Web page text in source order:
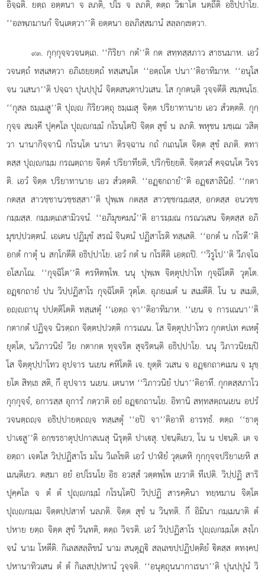
อิจฺฉติ. ยตฺถ อตฺตนา จ ลภติ, ปโร จ ลภติ, ตตฺถ วิฆาโต นตฺถีติ อธิปฺปาโย.
‘‘อลพฺภมานกํ จินฺเตตฺวา’’ติ อตฺตนา อลภิสฺสมานํ สลฺลกฺเขตฺวา.
๙๓. กุกฺกุจฺจวจนตฺเถ. ‘‘กิริยา กตํ’’ติ กต สทฺทสฺสภาว สาธนมาห. เอวํ
วจนตฺถํ ทสฺเสตฺวา อภิเธยฺยตฺถํ ทสฺเสนฺโต ‘‘อตฺถโต ปนา’’ติอาทิมาห. ‘‘อนุโส
จน วเสนา’’ติ ปจฺฉา ปุนปฺปุนํ จิตฺตสนฺตาปวเสน. โส กุกตนฺติ วุจฺจตีติ สมฺพนฺโธ.
‘‘กุสล ธมฺเมสู’’ติ ปุฺ กิริยวตฺถุ ธมฺเมสุ จิตฺต ปริยาทานาย เอว สํวตฺตติ. กุกฺ
กุจฺจ สมงฺคี ปุคฺคโล ปุฺกมฺมํ กโรนฺโตปิ จิตฺต สุขํ น ลภติ. พหุชน มชฺเฌ วสิตฺ
วา นานากิจฺจานิ กโรนฺโต นานา ติรจฺฉาน กถํ กเถนฺโต จิตฺต สุขํ ลภติ. ตทา
ตสฺส ปุฺกมฺม กรณตฺถาย จิตฺตํ ปริยาทียติ, ปริกฺขิยฺยติ. จิตฺตวสํ คจฺฉนฺโต วิจร
ติ. เอวํ จิตฺต ปริยาทานาย เอว สํวตฺตติ. ‘‘อฏฺกถายํ’’ติ อฏฺสาลินิยํ. ‘‘กตา
กตสฺส สาวชฺชานวชฺชสฺสา’’ติ ปุพฺเพ กตสฺส สาวชฺชกมฺมสฺส, อกตสฺส อนวชฺช
กมฺมสฺส. กมฺมตฺเถสามิวจนํ. ‘‘อภิมุขคมนํ’’ติ อารมฺมณ กรณวเสน จิตฺตสฺส อภิ
มุขปฺปวตฺตนํ. เอเตน ปฏิมุขํ สรณํ จินฺตนํ ปฏิสาโรติ ทสฺเสติ. ‘‘อกตํ น กโรตี’’ติ
อกตํ กาตุํ น สกฺโกตีติ อธิปฺปาโย. เอวํ กตํ น กโรตีติ เอตฺถปิ. ‘‘วิรูโป’’ติวีภจฺโฉ
อโสภโณ. ‘‘กุจฺฉิโต’’ติ ครหิตพฺโพ. นนุ ปุพฺเพ จิตฺตุปฺปาโท กุจฺฉิโตติ วุตฺโต.
อฏฺกถายํ ปน วิปฺปฏิสาโร กุจฺฉิโตติ วุตฺโต. อุภยเมตํ น สเมตีติ. โน น สเมติ,
อฺถานุ ปปตฺติโตติ ทสฺเสตุํ ‘‘เอตฺถ จา’’ติอาทิมาห. ‘‘เยน จ การเณนา’’ติ
กตากตํ ปฏิจฺจ นิรตฺถก จิตฺตปฺปวตฺติ การเณน. โส จิตฺตุปฺปาโทว กุกตปเท คเหตุํ
ยุตฺโต, นวิภาวนิยํ วิย กตากต ทุจฺจริต สุจริตนฺติ อธิปฺปาโย. นนุ วิภาวนิยมฺปิ
โส จิตฺตุปฺปาโทว อุปจาร นเยน คหิโตติ เจ. ยุตฺติ วเสน จ อฏฺกถาคเมน จ มุขฺ
ยโต สิทฺเธ สติ, กึ อุปจาร นเยน. เตนาห ‘‘วิภาวนิยํ ปนา’’ติอาทึ. กุกตสฺสภาโว
กุกฺกุจฺจํ, อการสฺส อุการํ กตฺวาติ อยํ อฏฺกถานโย. อิทานิ สทฺทสตฺถนเยน อปรํ
วจนตฺถฺจ อธิปฺปายตฺถฺจ ทสฺเสตุํ ‘‘อปิ จา’’ติอาทิ อารทฺธํ. ตตฺถ ‘‘ธาตุ
ปาเสู’’ติ อกฺขรธาตุปฺปกาสเนสุ นิรุตฺติ ปาเสุ. ปนฺติเยว, โน น ปนฺติ. เต จ
อตฺถา เจตโส วิปฺปฏิสาโร มโน วิเลโขติ เอวํ ปาฬิยํ วุตฺเตหิ กุกฺกุจฺจปริยาเยหิ ส
เมนฺติเยว. ตสฺมา อยํ อปโรนโย อิธ อวสฺสํ วตฺตพฺโพ เยวาติ ทีเปติ. วิปฺปฏิ สาริ
ปุคฺคโล จ ตํ ตํ ปุฺกมฺมํ กโรนฺโตปิ วิปฺปฏิ สารคฺคินา ทยฺหมาน จิตฺโต
ปุฺกมฺเม จิตฺตปฺปสาทํ นลภติ. จิตฺต สุขํ น วินฺทติ. กึ อิมินา กมฺเมนาติ ตํ
ปหาย ยตฺถ จิตฺต สุขํ วินฺทติ, ตตฺถ วิจรติ. เอวํ วิปฺปฏิสาโร ปุฺกมฺมโต สงฺโก
จนํ นาม โหตีติ. กิเลสสลฺลิขนํ นาม สนฺตุฏฺิ สลฺเลขปฺปฏิปตฺติยํ ิตสฺส ตทงฺคปฺ
ปหานาทิวเสน ตํ ตํ กิเลสปฺปหานํ วุจฺจติ. ‘‘อนุตฺถุนนากาเรนา’’ติ ปุนปฺปุนํ วิ